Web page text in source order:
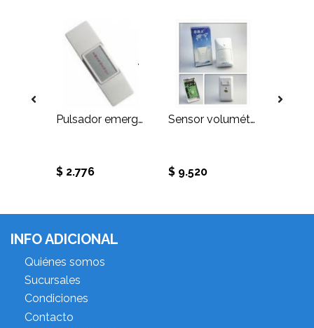
Pulsador emergencia
$ 2.776
Sensor volumétrico infrarrojo
$ 9.520
INFO ADICIONAL
Quiénes somos
Sucursales
Condiciones
Contacto